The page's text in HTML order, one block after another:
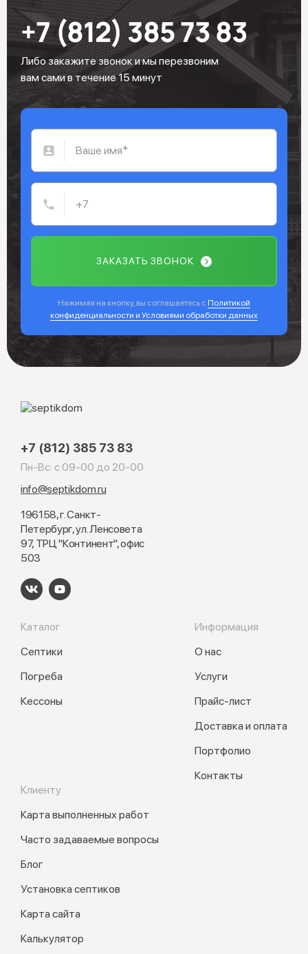
+7 (812) 385 73 83
Либо закажите звонок и мы перезвоним
вам сами в течение 15 минут
ЗАКАЗАТЬ ЗВОНОК
Нажимая на кнопку, вы соглашаетесь с Политикой
конфиденциальности и Условиями обработки данных
+7 (812) 385 73 83
Пн-Вс: с 09-00 до 20-00
info@septikdom.ru
196158, г. Санкт-
Петербург, ул. Ленсовета
97, ТРЦ "Континент", офис
503
Каталог
Септики
Погреба
Кессоны
Информация
О нас
Услуги
Прайс-лист
Доставка и оплата
Портфолио
Контакты
Клиенту
Карта выполненных работ
Часто задаваемые вопросы
Блог
Установка септиков
Карта сайта
Калькулятор